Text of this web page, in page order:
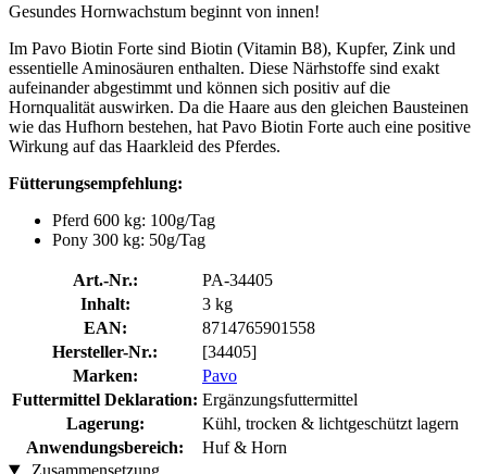
Gesundes Hornwachstum beginnt von innen!
Im Pavo Biotin Forte sind Biotin (Vitamin B8), Kupfer, Zink und
essentielle Aminosäuren enthalten. Diese Närhstoffe sind exakt
aufeinander abgestimmt und können sich positiv auf die
Hornqualität auswirken. Da die Haare aus den gleichen Bausteinen
wie das Hufhorn bestehen, hat Pavo Biotin Forte auch eine positive
Wirkung auf das Haarkleid des Pferdes.
Fütterungsempfehlung:
Pferd 600 kg: 100g/Tag
Pony 300 kg: 50g/Tag
Art.-Nr.:
PA-34405
Inhalt:
3 kg
EAN:
8714765901558
Hersteller-Nr.:
[34405]
Marken:
Pavo
Futtermittel Deklaration: Ergänzungsfuttermittel
Lagerung:
Kühl, trocken & lichtgeschützt lagern
Anwendungsbereich:
Huf & Horn
Zusammensetzung